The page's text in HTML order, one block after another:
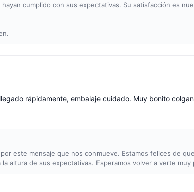
cumplido con sus expectativas. Su satisfacción es
rápidamente, embalaje cuidado. Muy bonito
este mensaje que nos conmueve. Estamos felices de
altura de sus expectativas. Esperamos volver a verte